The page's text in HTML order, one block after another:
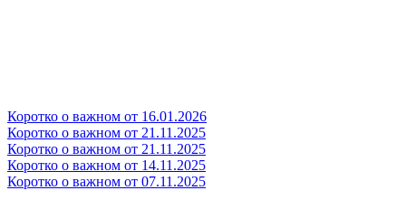
Коротко о важном от 16.01.2026
Коротко о важном от 21.11.2025
Коротко о важном от 21.11.2025
Коротко о важном от 14.11.2025
Коротко о важном от 07.11.2025